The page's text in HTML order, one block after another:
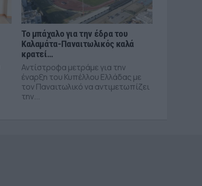
Το μπάχαλο για την έδρα του
Καλαμάτα-Παναιτωλικός καλά
κρατεί…
Αντίστροφα μετράμε για την
έναρξη του Κυπέλλου Ελλάδας με
τον Παναιτωλικό να αντιμετωπίζει
την...